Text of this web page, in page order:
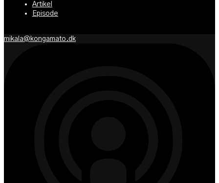
Artikel
Episode
mikala@kongamato.dk